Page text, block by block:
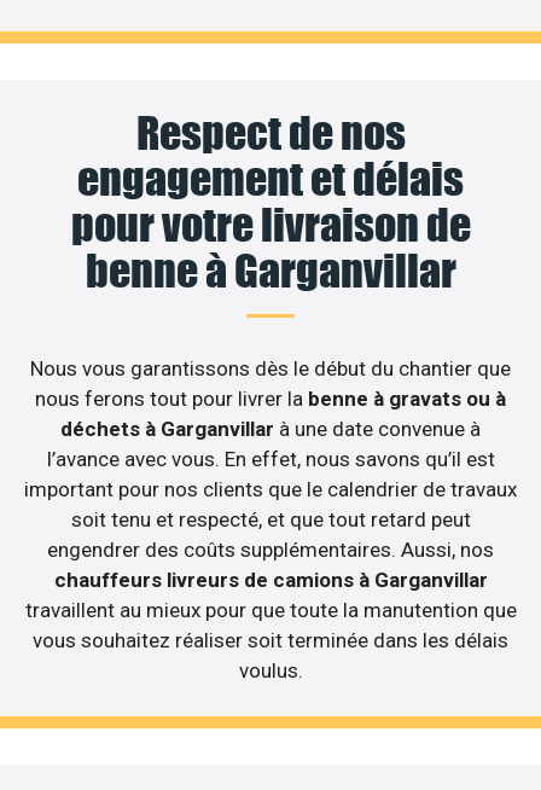
Respect de nos
engagement et délais
pour votre livraison de
benne à Garganvillar
Nous vous garantissons dès le début du chantier que
nous ferons tout pour livrer la benne à gravats ou à
déchets à Garganvillar à une date convenue à
l’avance avec vous. En effet, nous savons qu’il est
important pour nos clients que le calendrier de travaux
soit tenu et respecté, et que tout retard peut
engendrer des coûts supplémentaires. Aussi, nos
chauffeurs livreurs de camions à Garganvillar
travaillent au mieux pour que toute la manutention que
vous souhaitez réaliser soit terminée dans les délais
voulus.